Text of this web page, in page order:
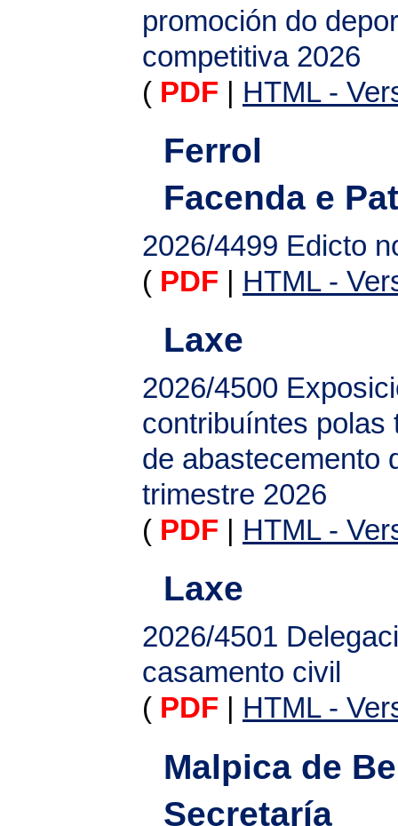
promoción do
competitiva 2026
( PDF HTML -
Ferrol
Facenda e
2026/4499 Edicto
( PDF HTML -
Laxe
2026/4500
contribuíntes polas
de abastecemento
trimestre 2026
( PDF HTML -
Laxe
2026/4501
casamento civil
( PDF HTML -
Malpica de
Secretaría